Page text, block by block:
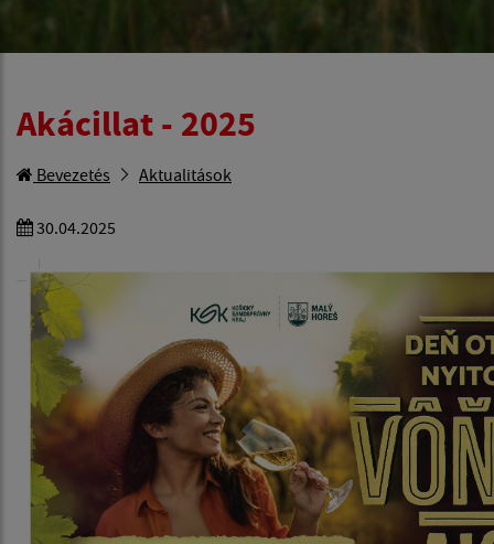
Akácillat - 2025
Bevezetés Aktualitások
30.04.2025